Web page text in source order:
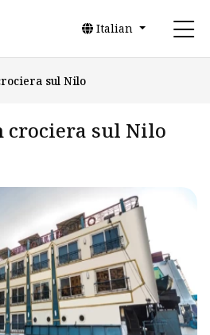
Italian
sul Nilo
crociera sul Nilo